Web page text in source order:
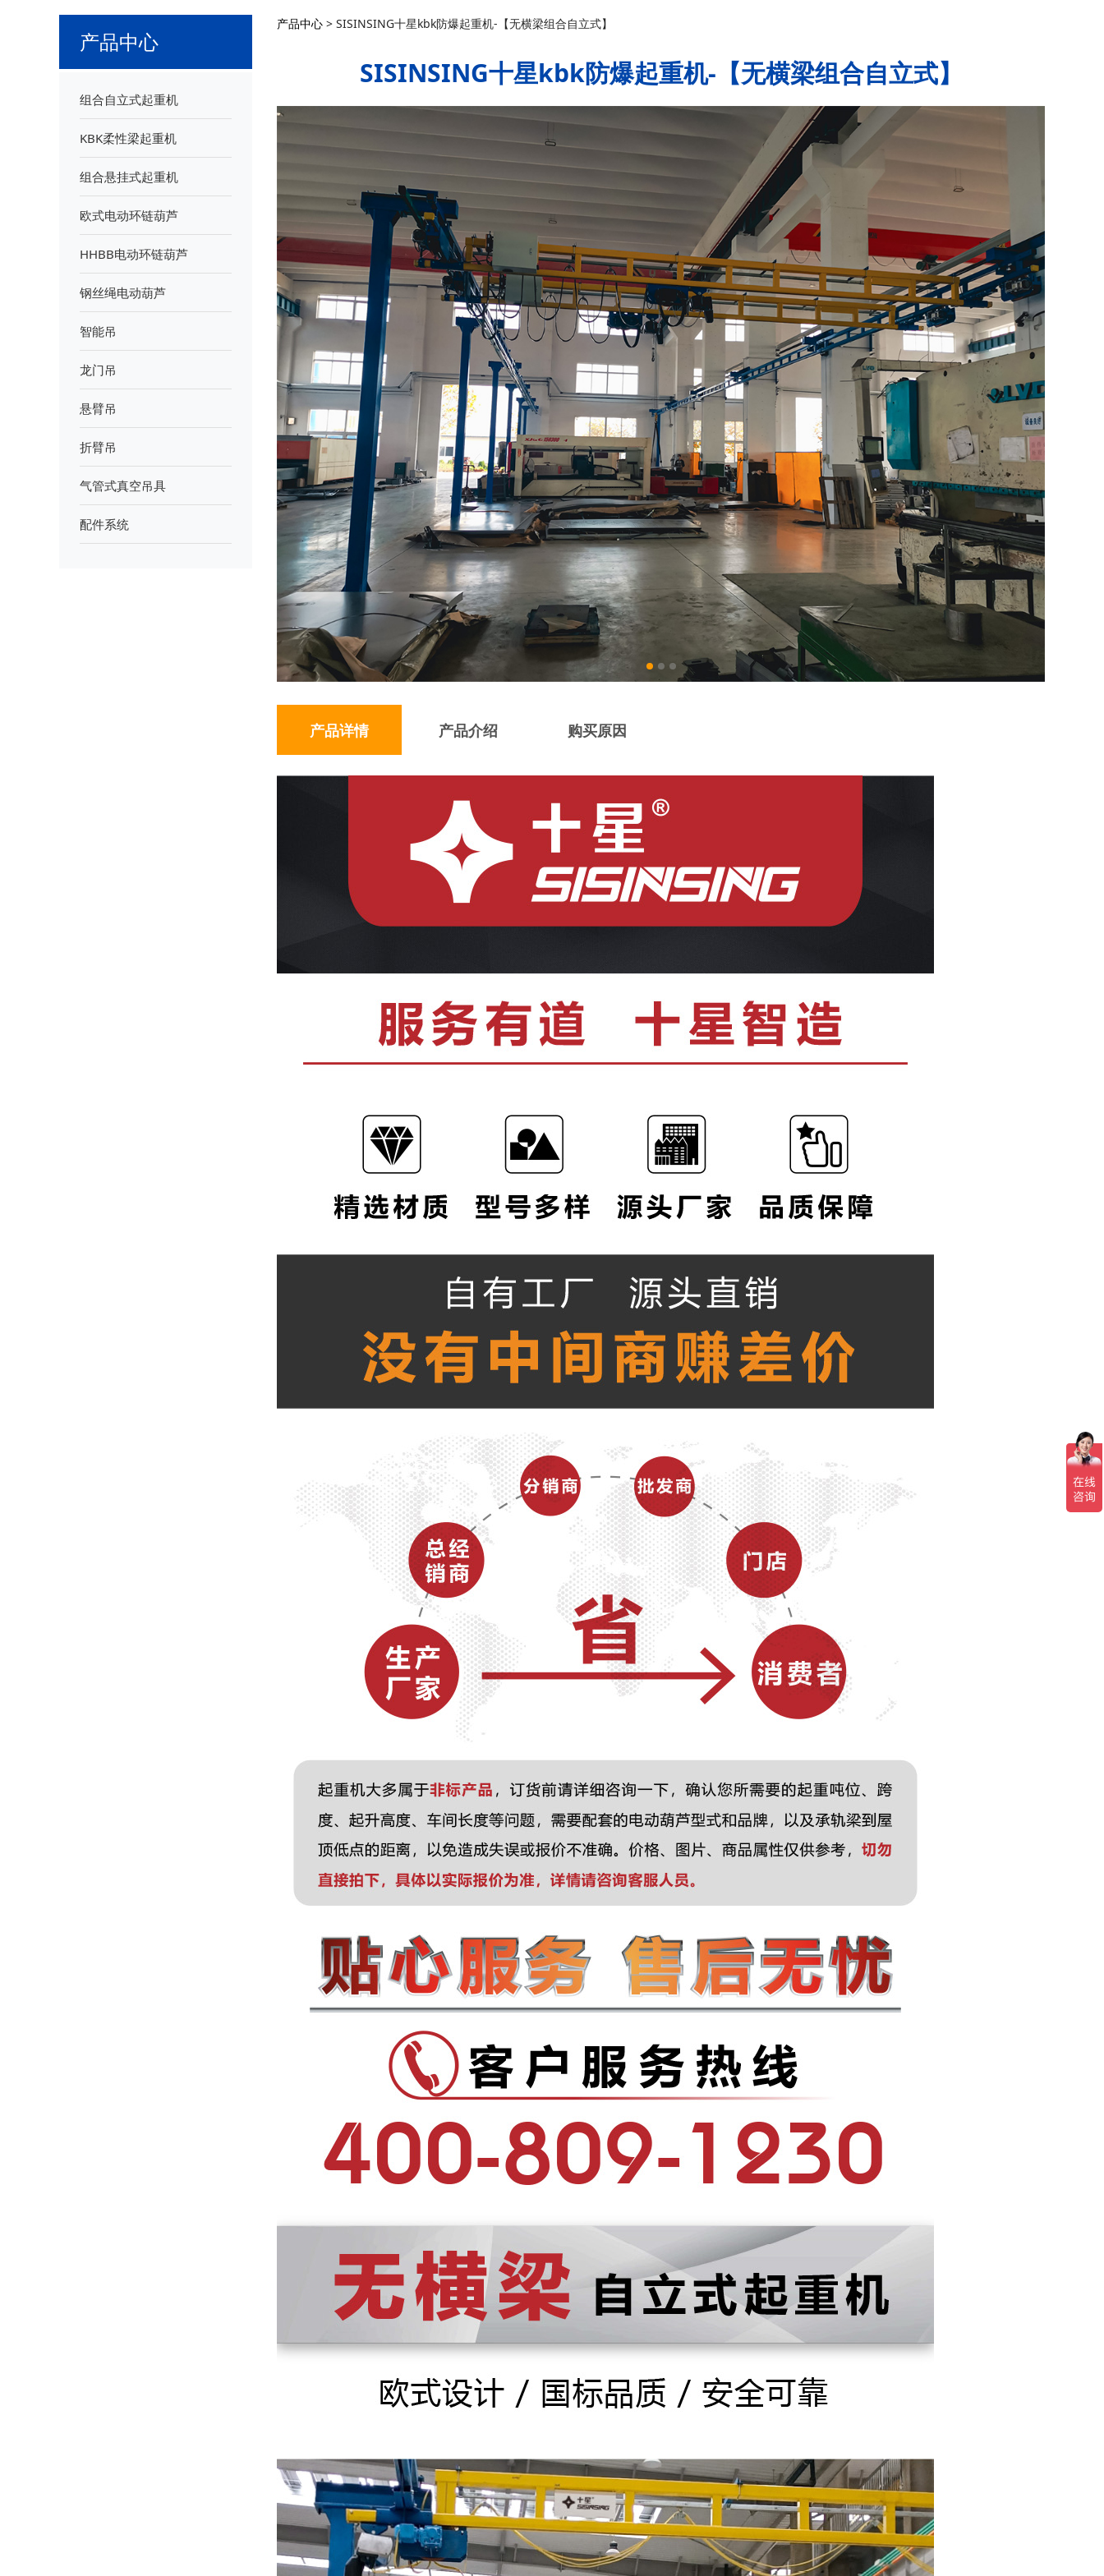
产品中心
组合自立式起重机
KBK柔性梁起重机
组合悬挂式起重机
欧式电动环链葫芦
HHBB电动环链葫芦
钢丝绳电动葫芦
智能吊
龙门吊
悬臂吊
折臂吊
气管式真空吊具
配件系统
产品中心 > SISINSING十星kbk防爆起重机-【无横梁组合自立式】
SISINSING十星kbk防爆起重机-【无横梁组合自立式】
产品详情 产品介绍 购买原因